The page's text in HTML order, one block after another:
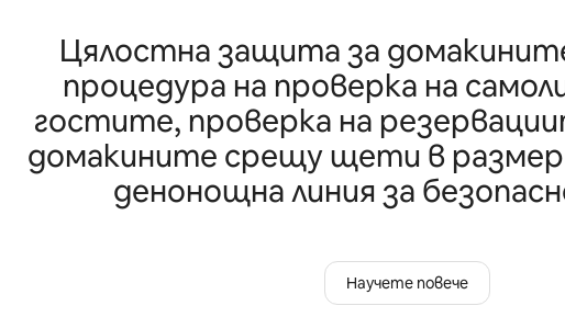
Цялостна защита за
процедура на проверка на
гостите, проверка на
домакините срещу щети в размер
денонощна линия за
Научете повече